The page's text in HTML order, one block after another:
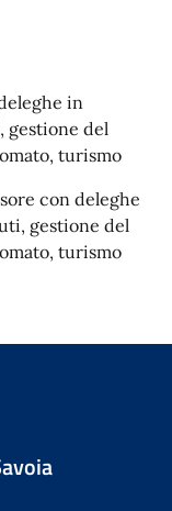
in
gestione del
turismo
con deleghe
gestione del
turismo